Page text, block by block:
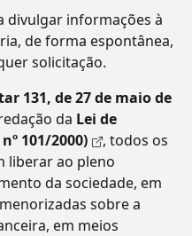
divulgar informações à
de forma espontânea,
solicitação.
131, de 27 de maio de
da Lei de
101/2000)
, todos os
liberar ao pleno
da sociedade, em
sobre a
em meios